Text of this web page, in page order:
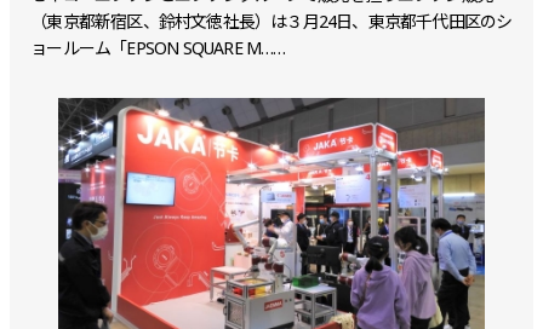
（東京都新宿区、鈴村文徳社長）は３月24日、東京都千代田区のシ
ョールーム「EPSON SQUARE M……